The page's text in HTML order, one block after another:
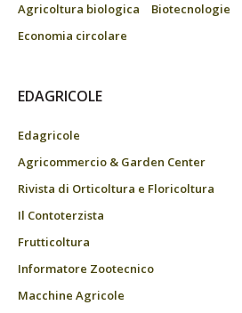
Agricoltura biologica
Biotecnologie
Economia circolare
EDAGRICOLE
Edagricole
Agricommercio & Garden Center
Rivista di Orticoltura e Floricoltura
Il Contoterzista
Frutticoltura
Informatore Zootecnico
Macchine Agricole